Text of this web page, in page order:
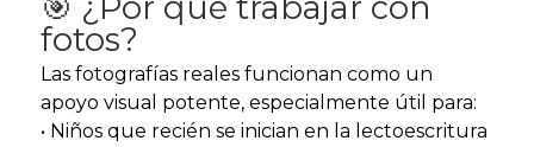
🎯 ¿Por qué trabajar con
fotos?
Las fotografías reales funcionan como un
apoyo visual potente, especialmente útil para:
• Niños que recién se inician en la lectoescritura